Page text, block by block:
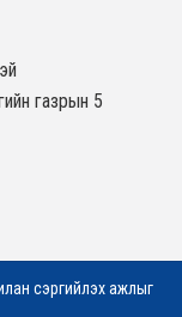
газрын 5
сэргийлэх ажлыг